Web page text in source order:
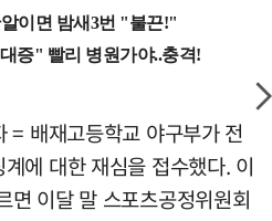
= 배재고등학교 야구부가 전
에 대한 재심을 접수했다. 이
면 이달 말 스포츠공정위원회